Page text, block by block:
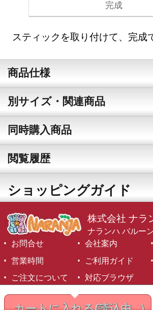
完成
スティックを取り付けて、完成
商品仕様
別サイズ・関連商品
同時購入商品
閲覧履歴
ショッピングガイド
株式会社 ナラ
ナランハ バルー
お問合せ
会社案内
営業時間
ご利用ガイド
ご注文について
対応ブラウザ
©1999-2026 NARANJA Inc. All